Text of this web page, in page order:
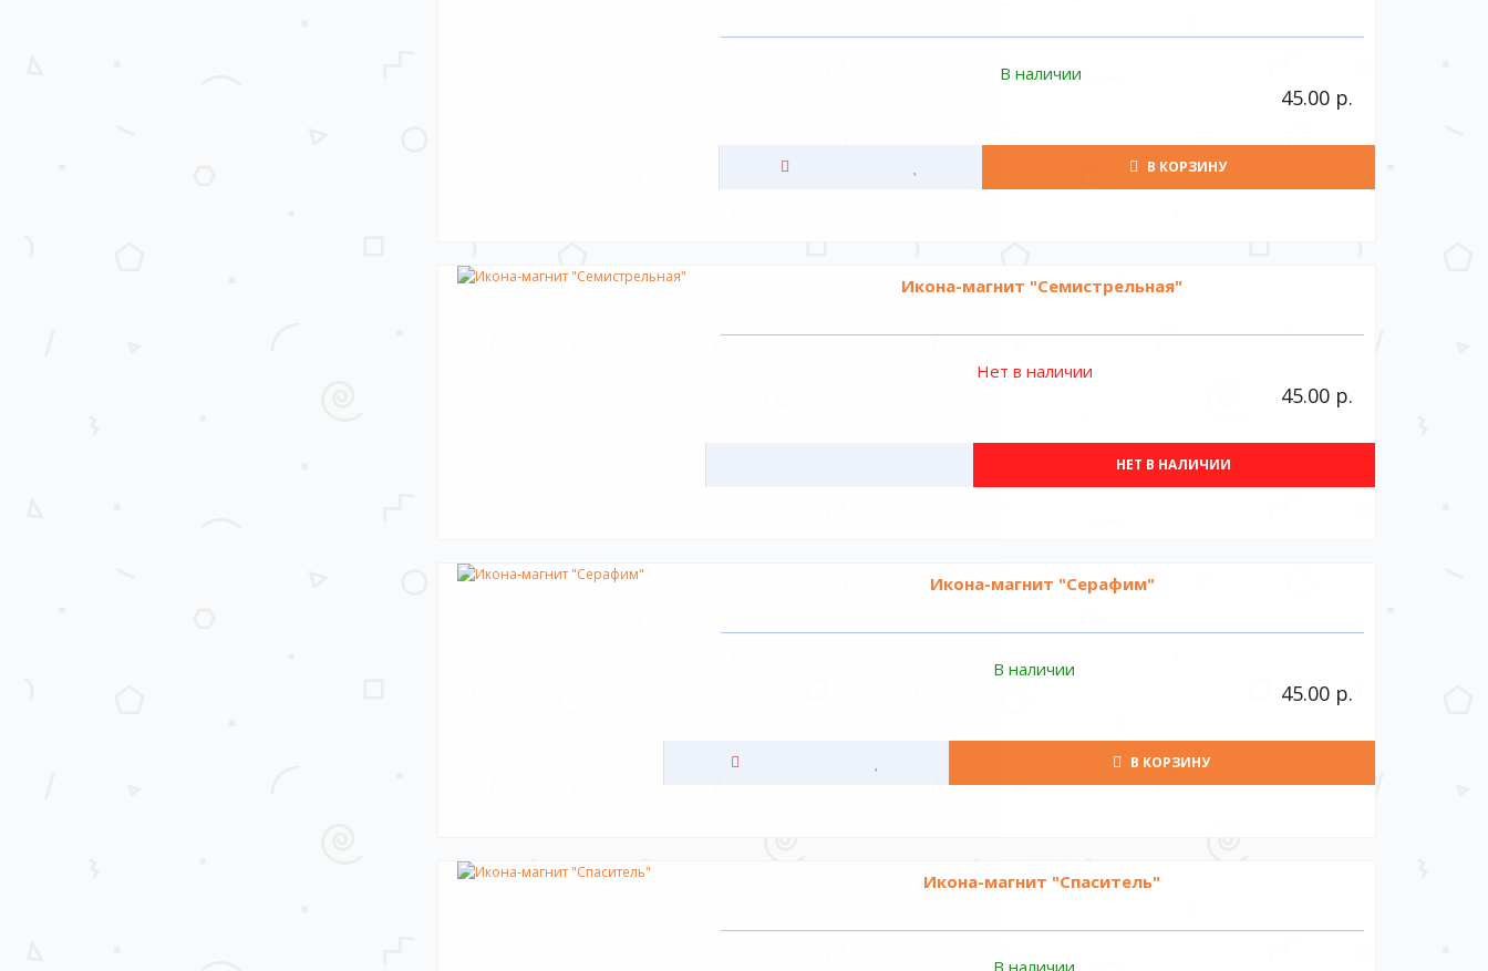
В наличии
45.00 р.
В КОРЗИНУ
Икона-магнит "Семистрельная"
Нет в наличии
45.00 р.
НЕТ В НАЛИЧИИ
Икона-магнит "Серафим"
В наличии
45.00 р.
В КОРЗИНУ
Икона-магнит "Спаситель"
В наличии